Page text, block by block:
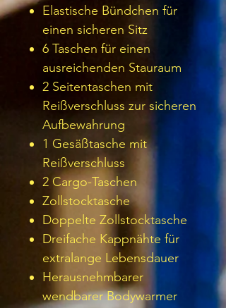
Elastische Bündchen für
einen sicheren Sitz
6 Taschen für einen
ausreichenden Stauraum
2 Seitentaschen mit
Reißverschluss zur sicheren
Aufbewahrung
1 Gesäßtasche mit
Reißverschluss
2 Cargo-Taschen
Zollstocktasche
Doppelte Zollstocktasche
Dreifache Kappnähte für
extralange Lebensdauer
Herausnehmbarer
wendbarer Bodywarmer